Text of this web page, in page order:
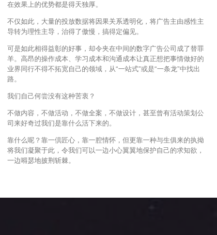
在效果上的优势都是得天独厚。
不仅如此，大量的投放数据将因果关系透明化，将广告主由感性主
导转为理性主导，治得了傲慢，搞得定偏见。
可是如此相得益彰的好事，却令夹在中间的数字广告公司成了替罪
羊。高昂的操作成本、学习成本和沟通成本让真正想把事情做好的
业界同行不得不拓宽自己的领域，从“一站式”或是“一条龙”中找出
路。
我们自己何尝没有这种苦衷？
不做内容，不做活动，不做全案，不做设计，甚至曾有活动策划公
司来好奇过我们是靠什么活下来的。
靠什么呢？靠一倶匠心，靠一腔情怀，但更靠一种与生俱来的执拗
将我们凝聚于此，令我们可以一边小心翼翼地保护自己的求知欲，
一边嘚瑟地披荆斩棘。